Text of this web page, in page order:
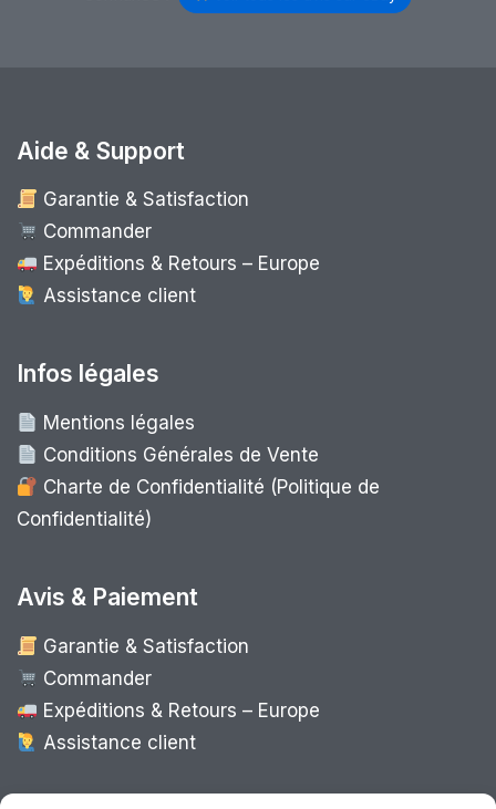
Aide & Support
Garantie & Satisfaction
Commander
Expéditions & Retours – Europe
Assistance client
Infos légales
Mentions légales
Conditions Générales de Vente
Charte de Confidentialité (Politique de
Confidentialité)
Avis & Paiement
Garantie & Satisfaction
Commander
Expéditions & Retours – Europe
Assistance client